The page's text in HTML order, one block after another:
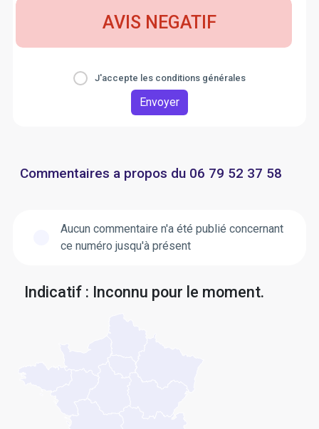
AVIS NEGATIF
J'accepte les conditions générales
Envoyer
Commentaires a propos du 06 79 52 37 58
Aucun commentaire n'a été publié concernant
ce numéro jusqu'à présent
Indicatif : Inconnu pour le moment.